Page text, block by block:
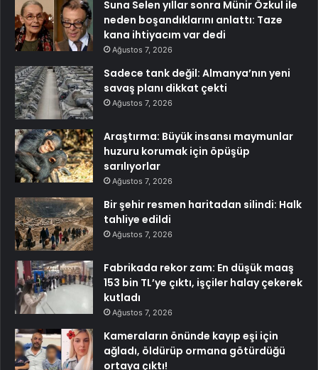
Suna Selen yıllar sonra Münir Özkul ile
neden boşandıklarını anlattı: Taze
kana ihtiyacım var dedi
Ağustos 7, 2026
Sadece tank değil: Almanya’nın yeni
savaş planı dikkat çekti
Ağustos 7, 2026
Araştırma: Büyük insansı maymunlar
huzuru korumak için öpüşüp
sarılıyorlar
Ağustos 7, 2026
Bir şehir resmen haritadan silindi: Halk
tahliye edildi
Ağustos 7, 2026
Fabrikada rekor zam: En düşük maaş
153 bin TL’ye çıktı, işçiler halay çekerek
kutladı
Ağustos 7, 2026
Kameraların önünde kayıp eşi için
ağladı, öldürüp ormana götürdüğü
ortaya çıktı!